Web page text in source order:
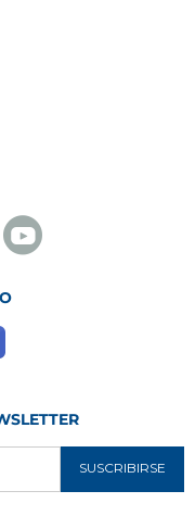
Youtube
Novelec
SUSCRIBIRSE